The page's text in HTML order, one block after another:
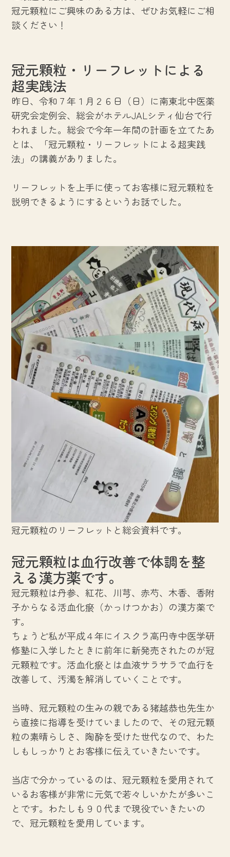
冠元顆粒にご興味のある方は、ぜひお気軽にご相
談ください！
冠元顆粒・リーフレットによる
超実践法
昨日、令和７年１月２６日（日）に南東北中医薬
研究会定例会、総会がホテルJALシティ仙台で行
われました。総会で今年一年間の計画を立てたあ
とは、「冠元顆粒・リーフレットによる超実践
法」の講義がありました。
リーフレットを上手に使ってお客様に冠元顆粒を
説明できるようにするというお話でした。
冠元顆粒のリーフレットと総会資料です。
冠元顆粒は血行改善で体調を整
える漢方薬です。
冠元顆粒は丹参、紅花、川芎、赤芍、木香、香附
子からなる活血化瘀（かっけつかお）の漢方薬で
す。
ちょうど私が平成４年にイスクラ高円寺中医学研
修塾に入学したときに前年に新発売されたのが冠
元顆粒です。活血化瘀とは血液サラサラで血行を
改善して、汚濁を解消していくことです。
当時、冠元顆粒の生みの親である猪越恭也先生か
ら直接に指導を受けていましたので、その冠元顆
粒の素晴らしさ、陶酔を受けた世代なので、わた
しもしっかりとお客様に伝えていきたいです。
当店で分かっているのは、冠元顆粒を愛用されて
いるお客様が非常に元気で若々しいかたが多いこ
とです。わたしも９０代まで現役でいきたいの
で、冠元顆粒を愛用しています。